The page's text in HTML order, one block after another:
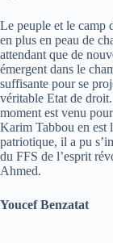
Le peuple et le camp
en plus en peau de
attendant que de
émergent dans le
suffisante pour se
véritable Etat de
moment est venu
Karim Tabbou en est
patriotique, il a pu
du FFS de l’esprit
Ahmed.
Youcef Benzatat